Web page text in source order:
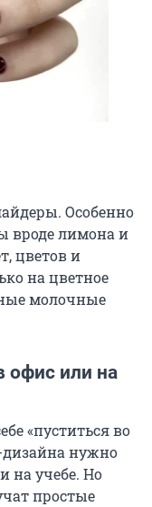
Особенно
вроде лимона и
цветов и
на цветное
молочные
офис или на
«пуститься во
дизайна нужно
на учебе. Но
простые